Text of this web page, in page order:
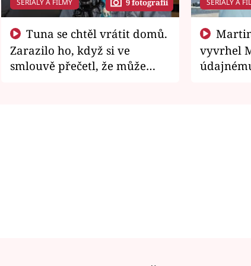
9 fotografií
Zarazilo ho, když si ve
smlouvě přečetl, že může
vyvrhel